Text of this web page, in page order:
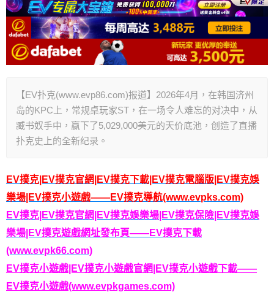
【EV扑克(www.evp86.com)报道】2026年4月，在韩国济州
岛的KPC上，常规桌玩家ST，在一场令人难忘的对决中，从
臧书奴手中，赢下了5,029,000美元的天价底池，创造了直播
扑克史上的全新纪录。
EV撲克|EV撲克官網|EV撲克下載|EV撲克電腦版|EV撲克娛
樂場|EV撲克小遊戲——EV撲克導航(www.evpks.com)
EV撲克|EV撲克官網|EV撲克娛樂場|EV撲克保險|EV撲克娛
樂場|EV撲克遊戲網址發布頁——EV撲克下載
(www.evpk66.com)
EV撲克小遊戲|EV撲克小遊戲官網|EV撲克小遊戲下載——
EV撲克小遊戲(www.evpkgames.com)